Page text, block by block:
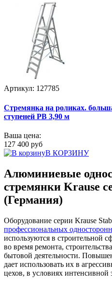
Артикул: 127785
Стремянка на роликах.
ступеней РВ 3,90 м
Ваша цена:
127 400 руб
В КОРЗИНУ
Алюминиевые
стремянки Krause
(Германия)
Оборудование серии Krause
профессиональных
используются в строительной
во время ремонта,
бытовой деятельности.
дает использовать их в
цехов, в условиях интенсивной